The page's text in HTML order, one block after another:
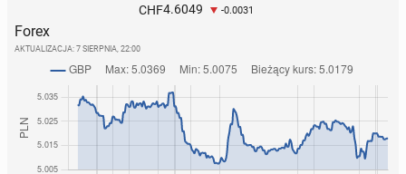
CHF4.6049 -0.0031
Forex
AKTUALIZACJA: 7 SIERPNIA, 22:00